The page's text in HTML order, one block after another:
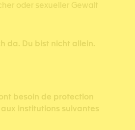
oder sexueller Gewalt
da. Du bist nicht allein.
besoin de protection
aux institutions suivantes